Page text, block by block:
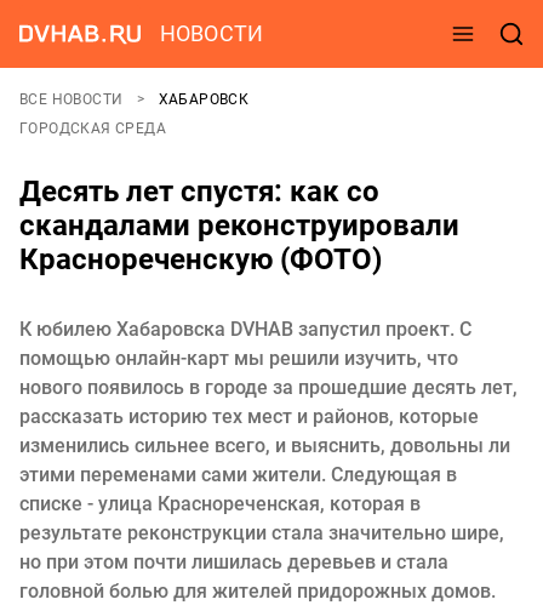
НОВОСТИ
ВСЕ НОВОСТИ
ХАБАРОВСК
ГОРОДСКАЯ СРЕДА
Десять лет спустя: как со
скандалами реконструировали
Краснореченскую (ФОТО)
К юбилею Хабаровска DVHAB запустил проект. С
помощью онлайн-карт мы решили изучить, что
нового появилось в городе за прошедшие десять лет,
рассказать историю тех мест и районов, которые
изменились сильнее всего, и выяснить, довольны ли
этими переменами сами жители. Следующая в
списке - улица Краснореченская, которая в
результате реконструкции стала значительно шире,
но при этом почти лишилась деревьев и стала
головной болью для жителей придорожных домов.